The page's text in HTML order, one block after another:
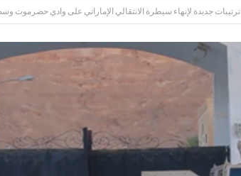
ترتيبات جديدة لإنهاء سيطرة الانتقالي الإماراتي على وادي حضرموت